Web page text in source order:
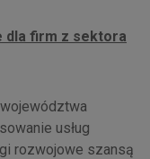
dla firm z sektora
usług
rozwojowe szansą